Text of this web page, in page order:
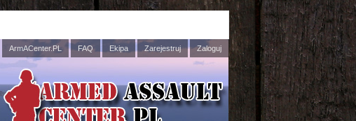
ArmACenter.PL FAQ Ekipa Zarejestruj Zaloguj